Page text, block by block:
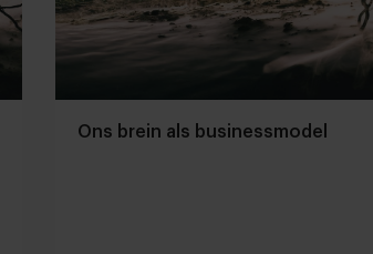
Ons brein als businessmodel